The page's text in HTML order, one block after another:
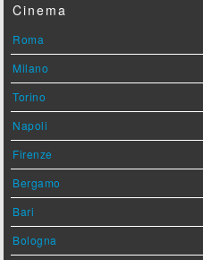
Cinema
Roma
Milano
Torino
Napoli
Firenze
Bergamo
Bari
Bologna